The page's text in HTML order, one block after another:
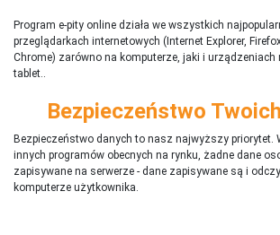
Program e-pity online działa we wszystkich
przeglądarkach internetowych (Internet Explorer,
Chrome) zarówno na komputerze, jaki i urządzeniach
tablet..
Bezpieczeństwo
Bezpieczeństwo danych to nasz najwyższy priorytet.
innych programów obecnych na rynku, żadne dane
zapisywane na serwerze - dane zapisywane są i
komputerze użytkownika.